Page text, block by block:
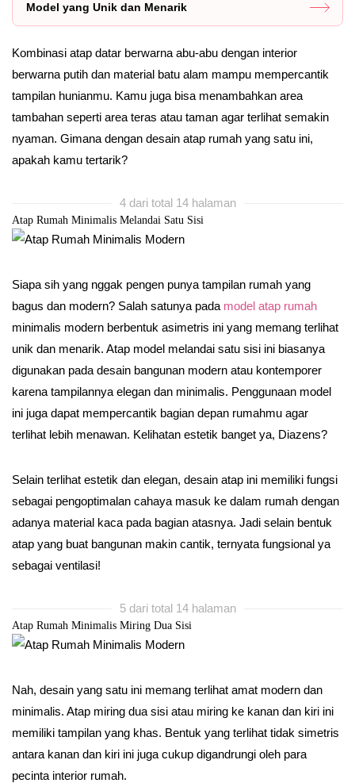
Model yang Unik dan Menarik
Kombinasi atap datar berwarna abu-abu dengan interior
berwarna putih dan material batu alam mampu mempercantik
tampilan hunianmu. Kamu juga bisa menambahkan area
tambahan seperti area teras atau taman agar terlihat semakin
nyaman. Gimana dengan desain atap rumah yang satu ini,
apakah kamu tertarik?
4 dari total 14 halaman
Atap Rumah Minimalis Melandai Satu Sisi
Siapa sih yang nggak pengen punya tampilan rumah yang
bagus dan modern? Salah satunya pada model atap rumah
minimalis modern berbentuk asimetris ini yang memang terlihat
unik dan menarik. Atap model melandai satu sisi ini biasanya
digunakan pada desain bangunan modern atau kontemporer
karena tampilannya elegan dan minimalis. Penggunaan model
ini juga dapat mempercantik bagian depan rumahmu agar
terlihat lebih menawan. Kelihatan estetik banget ya, Diazens?
Selain terlihat estetik dan elegan, desain atap ini memiliki fungsi
sebagai pengoptimalan cahaya masuk ke dalam rumah dengan
adanya material kaca pada bagian atasnya. Jadi selain bentuk
atap yang buat bangunan makin cantik, ternyata fungsional ya
sebagai ventilasi!
5 dari total 14 halaman
Atap Rumah Minimalis Miring Dua Sisi
Nah, desain yang satu ini memang terlihat amat modern dan
minimalis. Atap miring dua sisi atau miring ke kanan dan kiri ini
memiliki tampilan yang khas. Bentuk yang terlihat tidak simetris
antara kanan dan kiri ini juga cukup digandrungi oleh para
pecinta interior rumah.